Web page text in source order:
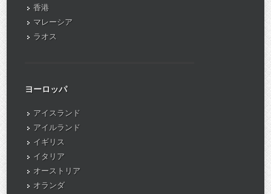
香港
マレーシア
ラオス
ヨーロッパ
アイスランド
アイルランド
イギリス
イタリア
オーストリア
オランダ